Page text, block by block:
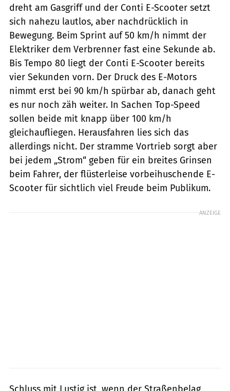
dreht am Gasgriff und der Conti E-Scooter setzt
sich nahezu lautlos, aber nachdrücklich in
Bewegung. Beim Sprint auf 50 km/h nimmt der
Elektriker dem Verbrenner fast eine Sekunde ab.
Bis Tempo 80 liegt der Conti E-Scooter bereits
vier Sekunden vorn. Der Druck des E-Motors
nimmt erst bei 90 km/h spürbar ab, danach geht
es nur noch zäh weiter. In Sachen Top-Speed
sollen beide mit knapp über 100 km/h
gleichaufliegen. Herausfahren lies sich das
allerdings nicht. Der stramme Vortrieb sorgt aber
bei jedem „Strom“ geben für ein breites Grinsen
beim Fahrer, der flüsterleise vorbeihuschende E-
Scooter für sichtlich viel Freude beim Publikum.
ANZEIGE